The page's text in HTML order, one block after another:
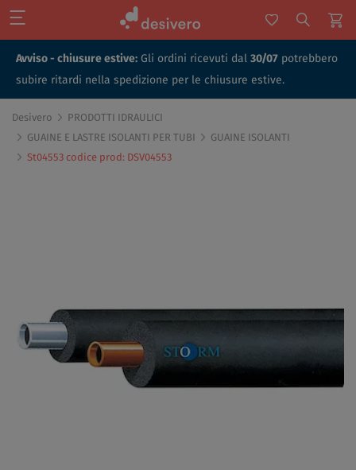
Avviso - chiusure estive: Gli ordini ricevuti dal 30/07 potrebbero
subire ritardi nella spedizione per le chiusure estive.
Desivero
PRODOTTI IDRAULICI
GUAINE E LASTRE ISOLANTI PER TUBI
GUAINE ISOLANTI
St04553 codice prod: DSV04553